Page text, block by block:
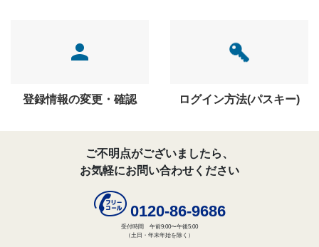
登録情報の変更・確認 ログイン方法(パスキー)
ご不明点がございましたら、
お気軽にお問い合わせください
0120-86-9686
受付時間 午前9:00〜午後5:00
（土日・年末年始を除く）